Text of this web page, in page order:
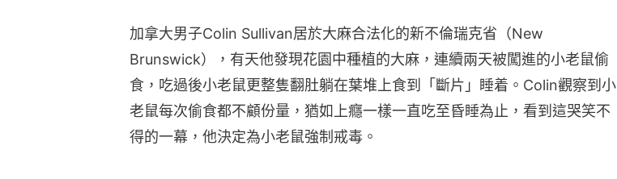
加拿大男子Colin Sullivan居於大麻合法化的新不倫瑞克省（New
Brunswick），有天他發現花園中種植的大麻，連續兩天被闖進的小老鼠偷
食，吃過後小老鼠更整隻翻肚躺在葉堆上食到「斷片」睡着。Colin觀察到小
老鼠每次偷食都不顧份量，猶如上癮一樣一直吃至昏睡為止，看到這哭笑不
得的一幕，他決定為小老鼠強制戒毒。